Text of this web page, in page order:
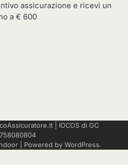
assicurazione e ricevi un
a € 600
| IOCOSdi GC
| Powered by WordPress.